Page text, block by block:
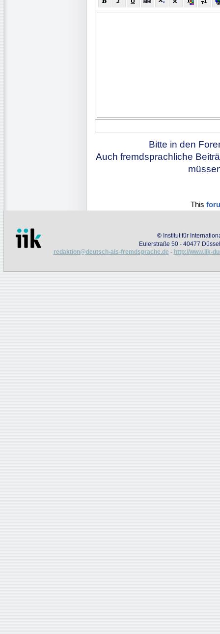
Bitte in den
Auch fremdsprachliche
This
© Institut für
Eulerstraße 50 - 40477
redaktion@deutsch-als-fremdsprache.de - http://www.iik-